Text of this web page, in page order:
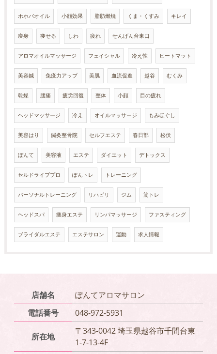
ホホバオイル 小顔効果 脂肪燃焼 くま・くすみ キレイ
痩身 痩せる しわ 疲れ せんげん台東口
アロマオイルマッサージ フェイシャル 冷え性 ヒートマット
美容鍼 免疫力アップ 美肌 血流促進 越谷 むくみ
乾燥 腰痛 疲労回復 整体 小顔 目の疲れ
ヘッドマッサージ 冷え オイルマッサージ もみほぐし
美容はり 鍼灸整骨院 セルフエステ 春日部 松伏
ぽんて 美容液 エステ ダイエット デトックス
セルドライブプロ ぽんトレ トレーニング
パーソナルトレーニング リハビリ ジム 筋トレ
ヘッドスパ 痩身エステ リンパマッサージ ファスティング
ブライダルエステ エステサロン 運動 求人情報
店舗名
ぽんてアロマサロン
電話番号
048-972-5931
所在地
〒343-0042 埼玉県越谷市千間台東
1-7-13-4F